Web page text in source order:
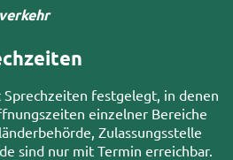
festgelegt, in denen
einzelner Bereiche
Zulassungsstelle
sind nur mit Termin erreichbar.